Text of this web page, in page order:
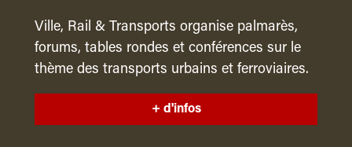
Ville, Rail & Transports organise palmarès,
forums, tables rondes et conférences sur le
thème des transports urbains et ferroviaires.
+ d'infos